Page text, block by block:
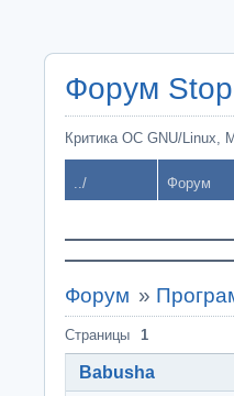
Форум
Критика ОС GNU/Linux,
../ Форум
Форум »
Страницы 1
Babusha